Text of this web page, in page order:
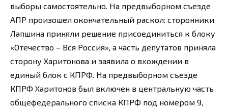
выборы самостоятельно. На предвыборном съезде
АПР произошел окончательный раскол: сторонники
Лапшина приняли решение присоединиться к блоку
«Отечество – Вся Россия», а часть депутатов приняла
сторону Харитонова и заявила о вхождении в
единый блок с КПРФ. На предвыборном съезде
КПРФ Харитонов был включен в центральную часть
общефедерального списка КПРФ под номером 9,